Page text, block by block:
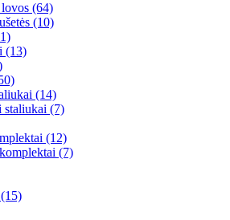
(64)
(10)
(13)
(14)
staliukai (7)
(12)
(7)